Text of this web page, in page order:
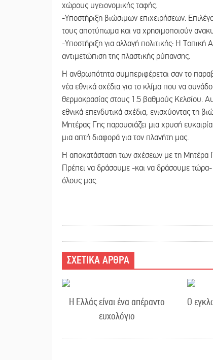
χώρους υγειονομικής ταφής.
-Υποστήριξη βιώσιμων επιχειρήσεων.
τους αποτύπωμα και να χρησιμοποιούν
-Υποστήριξη για αλλαγή πολιτικής: Η Τοπική
αντιμετώπιση της πλαστικής ρύπανσης.
Η ανθρωπότητα συμπεριφέρεται σαν το
νέα εθνικά σχέδια για το κλίμα που να
θερμοκρασίας στους 1.5 βαθμούς Κελσίου.
εθνικά επενδυτικά σχέδια, ενισχύοντας τη
Μητέρας Γης παρουσιάζει μια χρυσή
μια απτή διαφορά για τον πλανήτη μας.
Η αποκατάσταση των σχέσεων με τη Μητέρα
Πρέπει να δράσουμε -και να δράσουμε
όλους μας.
ΣΧΕΤΙΚΑ ΑΡΘΡΑ
Η Ελλάς είναι ένα απέραντο
ευχολόγιο
Ο